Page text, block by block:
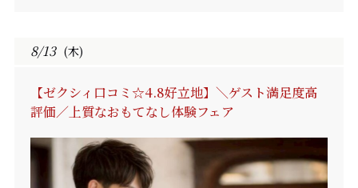
8/13 (木)
【ゼクシィ口コミ☆4.8好立地】＼ゲスト満足度高
評価／上質なおもてなし体験フェア